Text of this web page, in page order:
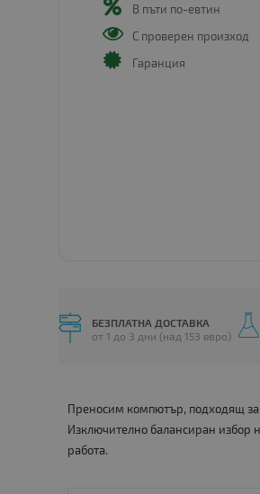
В пъти по-евтин
С проверен произход
Гаранция
БЕЗПЛАТНА ДОСТАВКА
от 1 до 3 дни (над 153 евро)
Преносим компютър, подходящ за
Изключително балансиран избор
работа.